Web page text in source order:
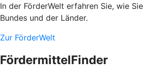
In der FörderWelt erfahren Sie, wie
Bundes und der Länder.
Zur FörderWelt
FördermittelFinder